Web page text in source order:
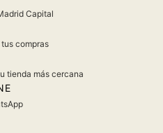
Capital
compras
tienda más cercana